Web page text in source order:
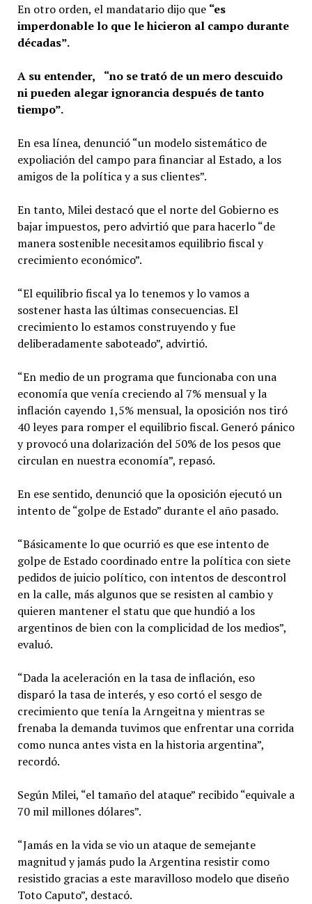
En otro orden, el mandatario dijo que “es
imperdonable lo que le hicieron al campo durante
décadas”.
A su entender,
“no se trató de un mero descuido
ni pueden alegar ignorancia después de tanto
tiempo”.
En esa línea, denunció “un modelo sistemático de
expoliación del campo para financiar al Estado, a los
amigos de la política y a sus clientes”.
En tanto, Milei destacó que el norte del Gobierno es
bajar impuestos, pero advirtió que para hacerlo “de
manera sostenible necesitamos equilibrio fiscal y
crecimiento económico”.
“El equilibrio fiscal ya lo tenemos y lo vamos a
sostener hasta las últimas consecuencias. El
crecimiento lo estamos construyendo y fue
deliberadamente saboteado”, advirtió.
“En medio de un programa que funcionaba con una
economía que venía creciendo al 7% mensual y la
inflación cayendo 1,5% mensual, la oposición nos tiró
40 leyes para romper el equilibrio fiscal. Generó pánico
y provocó una dolarización del 50% de los pesos que
circulan en nuestra economía”, repasó.
En ese sentido, denunció que la oposición ejecutó un
intento de “golpe de Estado” durante el año pasado.
“Básicamente lo que ocurrió es que ese intento de
golpe de Estado coordinado entre la política con siete
pedidos de juicio político, con intentos de descontrol
en la calle, más algunos que se resisten al cambio y
quieren mantener el statu que que hundió a los
argentinos de bien con la complicidad de los medios”,
evaluó.
“Dada la aceleración en la tasa de inflación, eso
disparó la tasa de interés, y eso cortó el sesgo de
crecimiento que tenía la Arngeitna y mientras se
frenaba la demanda tuvimos que enfrentar una corrida
como nunca antes vista en la historia argentina”,
recordó.
Según Milei, “el tamaño del ataque” recibido “equivale a
70 mil millones dólares”.
“Jamás en la vida se vio un ataque de semejante
magnitud y jamás pudo la Argentina resistir como
resistido gracias a este maravilloso modelo que diseño
Toto Caputo”, destacó.